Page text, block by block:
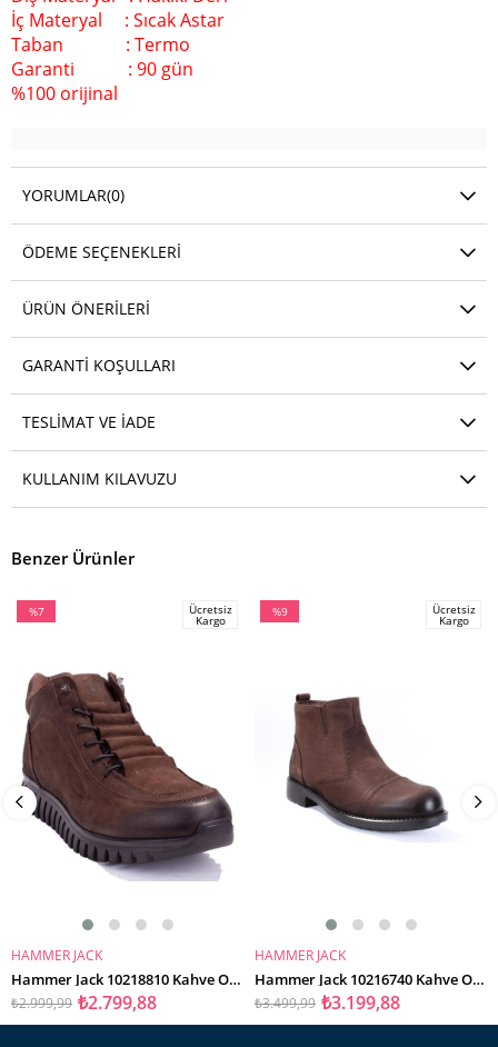
İç Materyal : Sıcak Astar
Taban : Termo
Garanti : 90 gün
%100 orijinal
YORUMLAR(0)
ÖDEME SEÇENEKLERI
ÜRÜN ÖNERILERI
GARANTI KOŞULLARI
TESLIMAT VE IADE
KULLANIM KILAVUZU
Benzer Ürünler
SEPETE EKLE
%7
Ücretsiz
Kargo
HAMMER JACK
Hammer Jack 10218810 Kahve Ortopedik Günlük Erkek Deri Bot
₺2.799,88
₺2.999,99
SEPETE EKLE
%9
Ücretsiz
Kargo
HAMMER JACK
Hammer Jack 10216740 Kahve Ortopedik Günlük Deri Erkek Bot
₺3.199,88
₺3.499,99